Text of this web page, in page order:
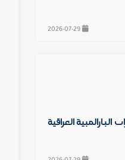
2026-07-29
العراقية